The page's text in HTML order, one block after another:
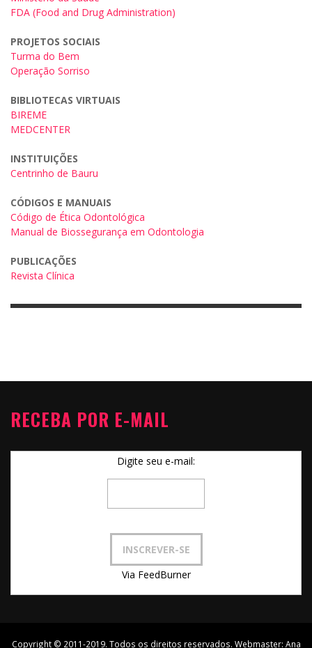
FDA (Food and Drug Administration)
PROJETOS SOCIAIS
Turma do Bem
Operação Sorriso
BIBLIOTECAS VIRTUAIS
BIREME
MEDCENTER
INSTITUIÇÕES
Centrinho de Bauru
CÓDIGOS E MANUAIS
Código de Ética Odontológica
Manual de Biossegurança em Odontologia
PUBLICAÇÕES
Revista Clínica
RECEBA POR E-MAIL
Digite seu e-mail:
Via FeedBurner
Copyright © 2011-2019. Todos os direitos reservados. Webmaster: Ana